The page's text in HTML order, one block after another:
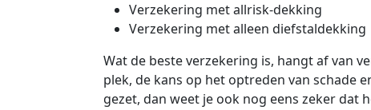
Verzekering met allrisk-dekking
Verzekering met alleen diefstaldekking
Wat de beste verzekering is, hangt af van
plek, de kans op het optreden van schade
gezet, dan weet je ook nog eens zeker dat